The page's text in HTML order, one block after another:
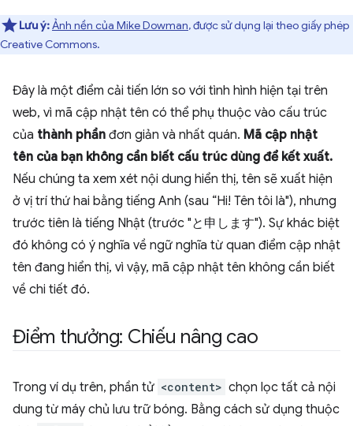
Lưu ý:Ảnh nền của Mike Dowman, được sử dụng lại theo giấy phép
Creative Commons.
Đây là một điểm cải tiến lớn so với tình hình hiện tại trên
web, vì mã cập nhật tên có thể phụ thuộc vào cấu trúc
của thành phần đơn giản và nhất quán. Mã cập nhật
tên của bạn không cần biết cấu trúc dùng để kết xuất.
Nếu chúng ta xem xét nội dung hiển thị, tên sẽ xuất hiện
ở vị trí thứ hai bằng tiếng Anh (sau “Hi! Tên tôi là"), nhưng
trước tiên là tiếng Nhật (trước "と申します"). Sự khác biệt
đó không có ý nghĩa về ngữ nghĩa từ quan điểm cập nhật
tên đang hiển thị, vì vậy, mã cập nhật tên không cần biết
về chi tiết đó.
Điểm thưởng: Chiếu nâng cao
Trong ví dụ trên, phần tử <content> chọn lọc tất cả nội
dung từ máy chủ lưu trữ bóng. Bằng cách sử dụng thuộc